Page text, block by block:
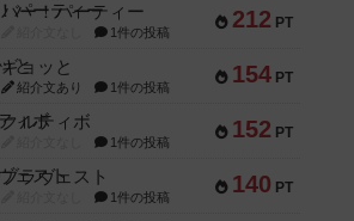
212 PT
バー！パーティー
1件の投稿
154 PT
ギョッと
紹介文あり 1件の投稿
152 PT
クルティボ
1件の投稿
140 PT
ブラヴェスト
1件の投稿